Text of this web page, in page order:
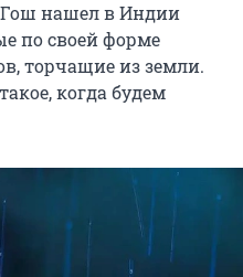
Гош нашел в Индии
по своей форме
торчащие из земли.
когда будем